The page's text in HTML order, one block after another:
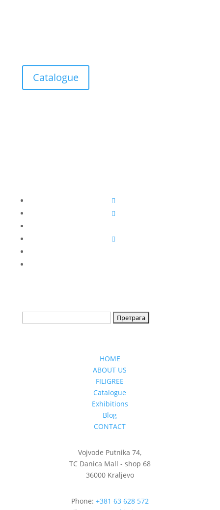
Catalogue
HOME
ABOUT US
FILIGREE
Catalogue
Exhibitions
Blog
CONTACT
Vojvode Putnika 74,
TC Danica Mall - shop 68
36000 Kraljevo
Phone: +381 63 628 572